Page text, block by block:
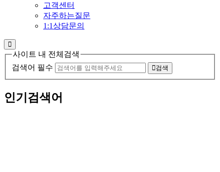
고객센터
자주하는질문
1:1상담문의
사이트 내 전체검색
검색어 필수
검색
인기검색어